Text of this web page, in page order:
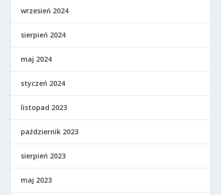
wrzesień 2024
sierpień 2024
maj 2024
styczeń 2024
listopad 2023
październik 2023
sierpień 2023
maj 2023